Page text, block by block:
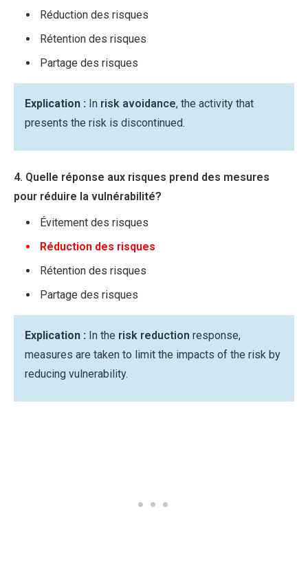
Réduction des risques
Rétention des risques
Partage des risques
Explication : In risk avoidance, the activity that
presents the risk is discontinued.
4. Quelle réponse aux risques prend des mesures
pour réduire la vulnérabilité?
Évitement des risques
Réduction des risques
Rétention des risques
Partage des risques
Explication : In the risk reduction response,
measures are taken to limit the impacts of the risk by
reducing vulnerability.